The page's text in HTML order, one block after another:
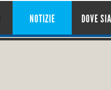
NOTIZIE DOVE